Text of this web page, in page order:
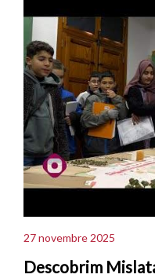
27 novembre 2025
Descobrim